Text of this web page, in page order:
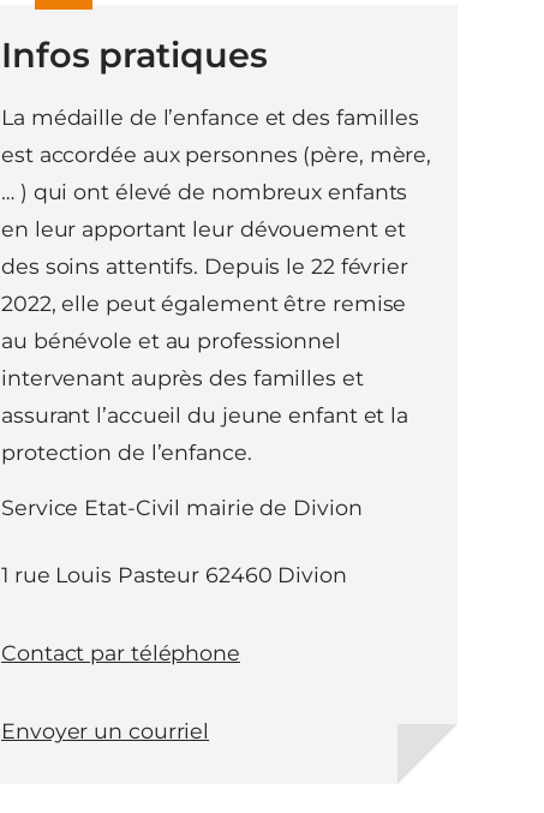
Infos pratiques
La médaille de l’enfance et des familles
est accordée aux personnes (père, mère,
… ) qui ont élevé de nombreux enfants
en leur apportant leur dévouement et
des soins attentifs. Depuis le 22 février
2022, elle peut également être remise
au bénévole et au professionnel
intervenant auprès des familles et
assurant l’accueil du jeune enfant et la
protection de l’enfance.
Service Etat-Civil mairie de Divion
1 rue Louis Pasteur 62460 Divion
Contact par téléphone
Envoyer un courriel